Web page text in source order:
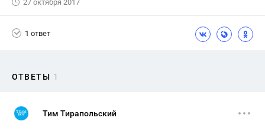
27 октября 2017
1 ответ
ОТВЕТЫ 1
Тим Тирапольский